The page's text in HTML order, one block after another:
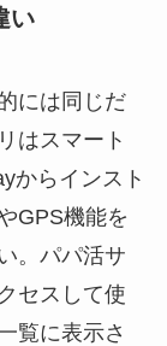
い
には同じだ
はスマート
からインスト
GPS機能を
。パパ活サ
セスして使
覧に表示さ